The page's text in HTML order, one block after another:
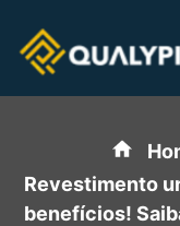
Revestimento
benefícios!